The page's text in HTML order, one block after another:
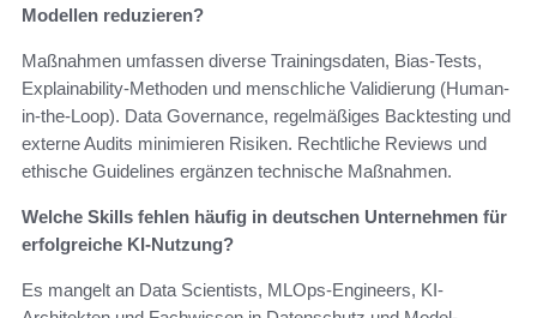
Modellen reduzieren?
Maßnahmen umfassen diverse Trainingsdaten, Bias-Tests,
Explainability-Methoden und menschliche Validierung (Human-
in-the-Loop). Data Governance, regelmäßiges Backtesting und
externe Audits minimieren Risiken. Rechtliche Reviews und
ethische Guidelines ergänzen technische Maßnahmen.
Welche Skills fehlen häufig in deutschen Unternehmen für
erfolgreiche KI-Nutzung?
Es mangelt an Data Scientists, MLOps-Engineers, KI-